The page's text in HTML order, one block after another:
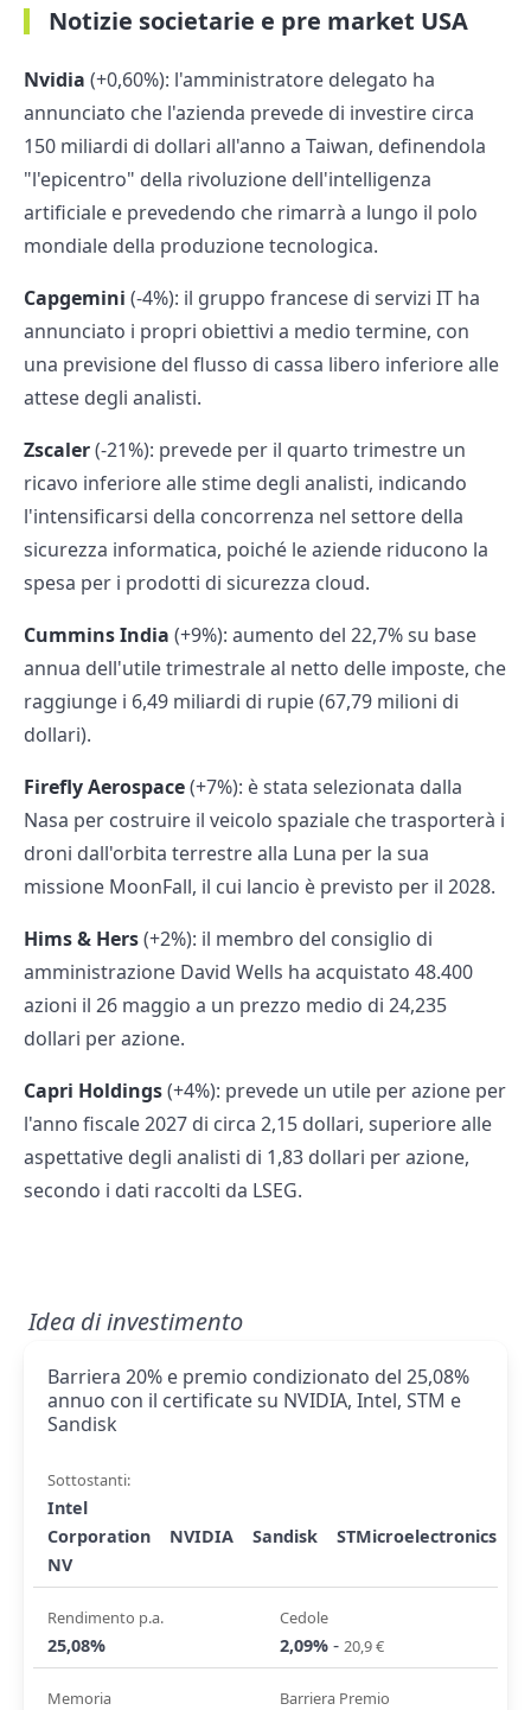
Notizie societarie e pre market USA
Nvidia (+0,60%): l'amministratore delegato ha
annunciato che l'azienda prevede di investire circa
150 miliardi di dollari all'anno a Taiwan, definendola
"l'epicentro" della rivoluzione dell'intelligenza
artificiale e prevedendo che rimarrà a lungo il polo
mondiale della produzione tecnologica.
Capgemini (-4%): il gruppo francese di servizi IT ha
annunciato i propri obiettivi a medio termine, con
una previsione del flusso di cassa libero inferiore alle
attese degli analisti.
Zscaler(-21%): prevede per il quarto trimestre un
ricavo inferiore alle stime degli analisti, indicando
l'intensificarsi della concorrenza nel settore della
sicurezza informatica, poiché le aziende riducono la
spesa per i prodotti di sicurezza cloud.
Cummins India (+9%): aumento del 22,7% su base
annua dell'utile trimestrale al netto delle imposte, che
raggiunge i 6,49 miliardi di rupie (67,79 milioni di
dollari).
Firefly Aerospace(+7%): è stata selezionata dalla
Nasa per costruire il veicolo spaziale che trasporterà i
droni dall'orbita terrestre alla Luna per la sua
missione MoonFall, il cui lancio è previsto per il 2028.
Hims & Hers(+2%): il membro del consiglio di
amministrazione David Wells ha acquistato 48.400
azioni il 26 maggio a un prezzo medio di 24,235
dollari per azione.
Capri Holdings(+4%): prevede un utile per azione per
l'anno fiscale 2027 di circa 2,15 dollari, superiore alle
aspettative degli analisti di 1,83 dollari per azione,
secondo i dati raccolti da LSEG.
Idea di investimento
Barriera 20% e premio condizionato del 25,08%
annuo con il certificate su NVIDIA, Intel, STM e
Sandisk
Sottostanti:
Intel
Corporation
NVIDIA Sandisk
STMicroelectronics
NV
Rendimento p.a.
25,08%
Cedole
2,09% - 20,9 €
Memoria Barriera Premio